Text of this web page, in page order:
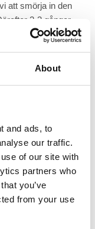
About
and ads, to
our traffic.
of our site with
partners who
you’ve
from your use
att smörja in den
2-3 gånger
läder